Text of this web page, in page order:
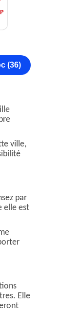
(36)
ville,
par
elle est
Elle